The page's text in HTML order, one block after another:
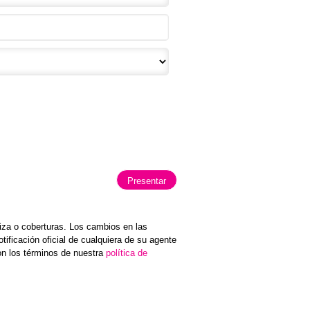
o coberturas. Los cambios en las
oficial de cualquiera de su agente
los términos de nuestra política de